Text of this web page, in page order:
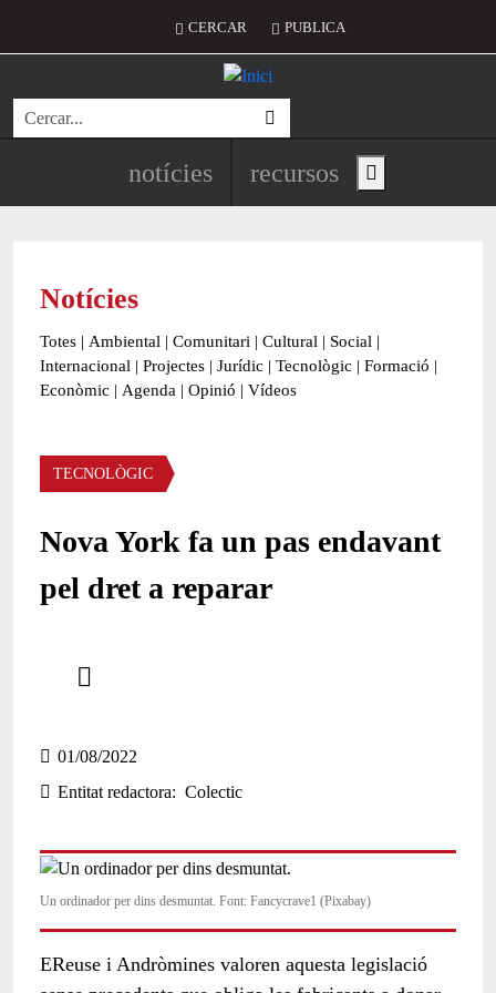
Menú del compte d'usuari
CERCAR PUBLICA
Cerca
Navegació principal de
notícies recursos Show main menu
Notícies
Totes | Ambiental | Comunitari | Cultural | Social |
Internacional | Projectes | Jurídic | Tecnològic | Formació |
Econòmic | Agenda | Opinió | Vídeos
Àmbit de la notícia
TECNOLÒGIC
Nova York fa un pas endavant
pel dret a reparar
01/08/2022
Entitat redactora
Colectic
Un ordinador per dins desmuntat. Font: Fancycrave1 (Pixabay)
EReuse i Andròmines valoren aquesta legislació